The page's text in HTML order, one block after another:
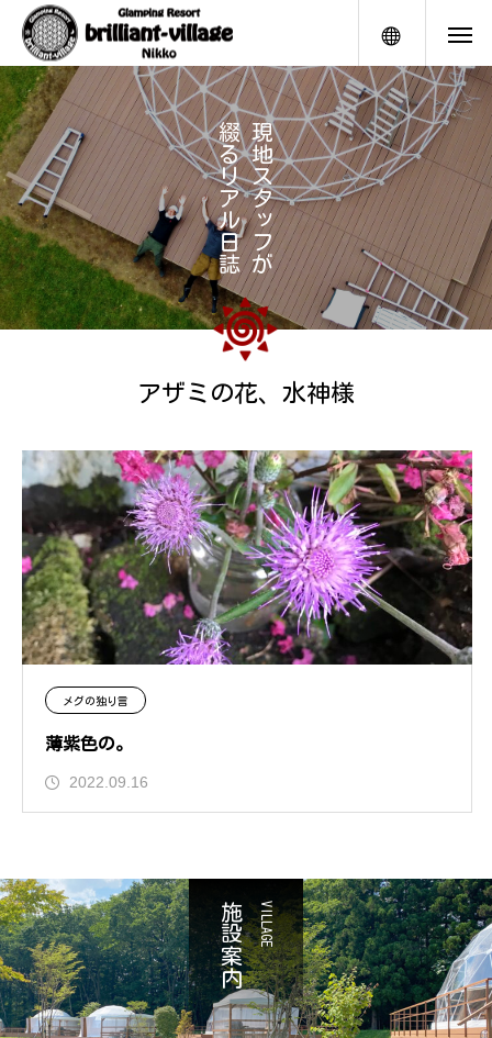
メニュー
現
地
ス
タ
ッ
フ
が
綴
る
リ
ア
ル
日
誌
アザミの花、水神様
メグの独り言
薄紫色の。
2022.09.16
VILLAGE
施設案内